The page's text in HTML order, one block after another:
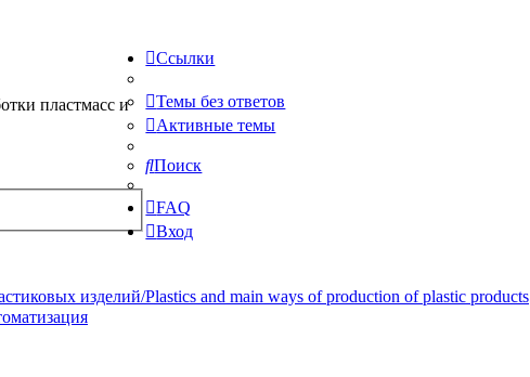
пластмасс и
Ссылки
Темы без ответов
Активные темы
Поиск
FAQ
Вход
изделий/Plastics and main ways of production of plastic products